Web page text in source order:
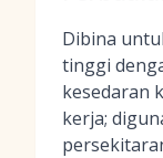
Dibina
tinggi
kesedaran
kerja;